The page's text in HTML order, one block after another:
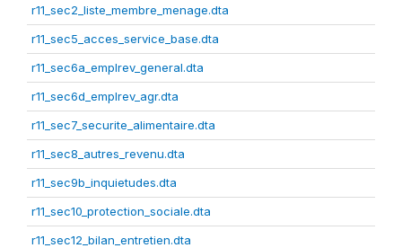
r11_sec2_liste_membre_menage.dta
r11_sec5_acces_service_base.dta
r11_sec6a_emplrev_general.dta
r11_sec6d_emplrev_agr.dta
r11_sec7_securite_alimentaire.dta
r11_sec8_autres_revenu.dta
r11_sec9b_inquietudes.dta
r11_sec10_protection_sociale.dta
r11_sec12_bilan_entretien.dta